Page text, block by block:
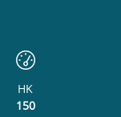
HK
150